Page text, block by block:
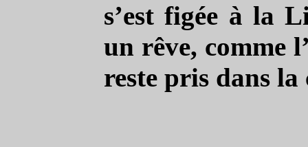
s’est figée à la
un rêve, comme
reste pris dans